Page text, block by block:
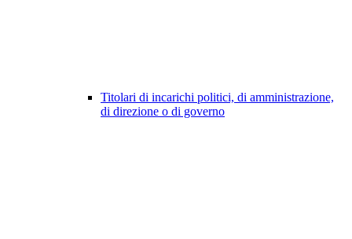
Titolari di incarichi politici, di amministrazione,
di direzione o di governo